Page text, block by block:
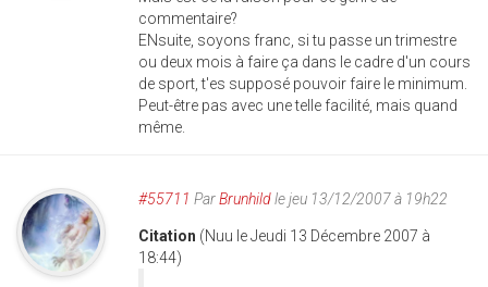
commentaire?
ENsuite, soyons franc, si tu passe un trimestre
ou deux mois à faire ça dans le cadre d'un cours
de sport, t'es supposé pouvoir faire le minimum.
Peut-être pas avec une telle facilité, mais quand
même.
#55711 ParBrunhildle jeu 13/12/2007 à 19h22
Citation (Nuu le Jeudi 13 Décembre 2007 à
18:44)